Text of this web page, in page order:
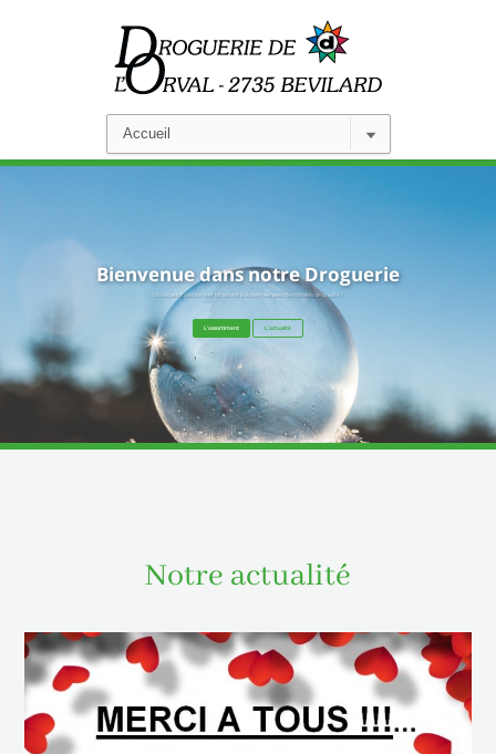
Bienvenue dans notre Droguerie
Un accueil chaleureux et un service à la clientèle avec des conseils de qualité !
L'assortiment L'actualité
Notre actualité